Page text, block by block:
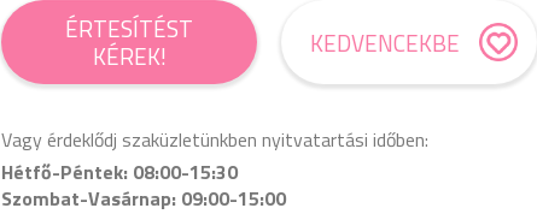
ÉRTESÍTÉST
KÉREK! KEDVENCEKBE
Vagy érdeklődj szaküzletünkben nyitvatartási időben:
Hétfő-Péntek: 08:00-15:30
Szombat-Vasárnap: 09:00-15:00